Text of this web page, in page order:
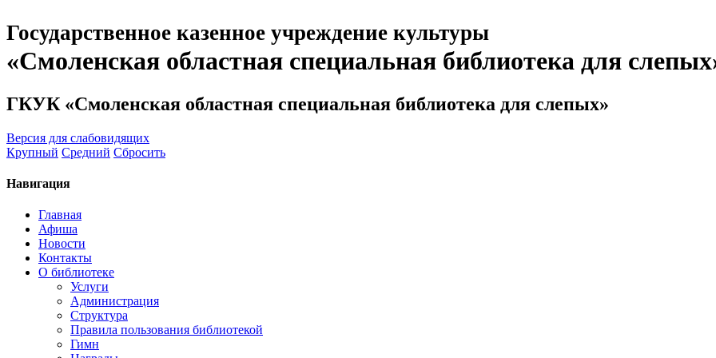
Государственное казенное учреждение культуры
«Смоленская областная специальная библиотека для
ГКУК «Смоленская областная специальная библиотека для слепых»
Версия для слабовидящих
Крупный Средний Сбросить
Навигация
Главная
Афиша
Новости
Контакты
О библиотеке
Услуги
Администрация
Структура
Правила пользования библиотекой
Гимн